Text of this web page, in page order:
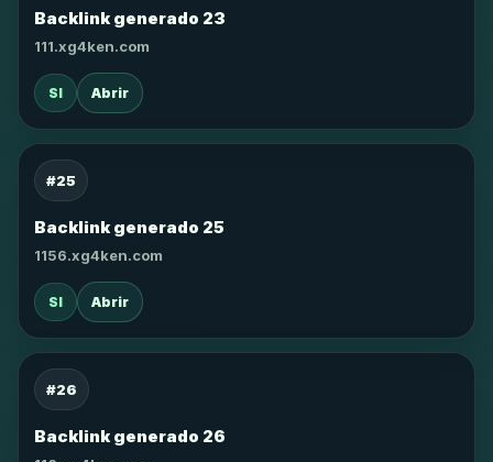
Backlink generado 23
111.xg4ken.com
SI Abrir
#25
Backlink generado 25
1156.xg4ken.com
SI Abrir
#26
Backlink generado 26